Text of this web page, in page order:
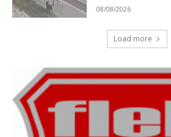
08/08/2026
Load more